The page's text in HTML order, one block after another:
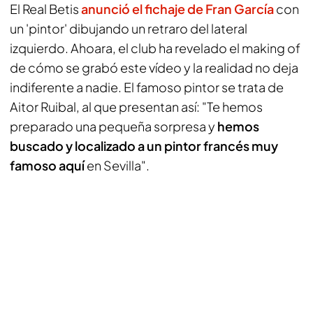
El Real Betisanunció el fichaje de Fran Garcíacon
un 'pintor' dibujando un retraro del lateral
izquierdo. Ahoara, el club ha revelado el making of
de cómo se grabó este vídeo y la realidad no deja
indiferente a nadie. El famoso pintor se trata de
Aitor Ruibal, al que presentan así: "Te hemos
preparado una pequeña sorpresa y hemos
buscado y localizado a un pintor francés muy
famoso aquíen Sevilla".